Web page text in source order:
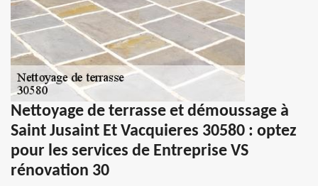
Nettoyage de terrasse et démoussage à
Saint Jusaint Et Vacquieres 30580 : optez
pour les services de Entreprise VS
rénovation 30